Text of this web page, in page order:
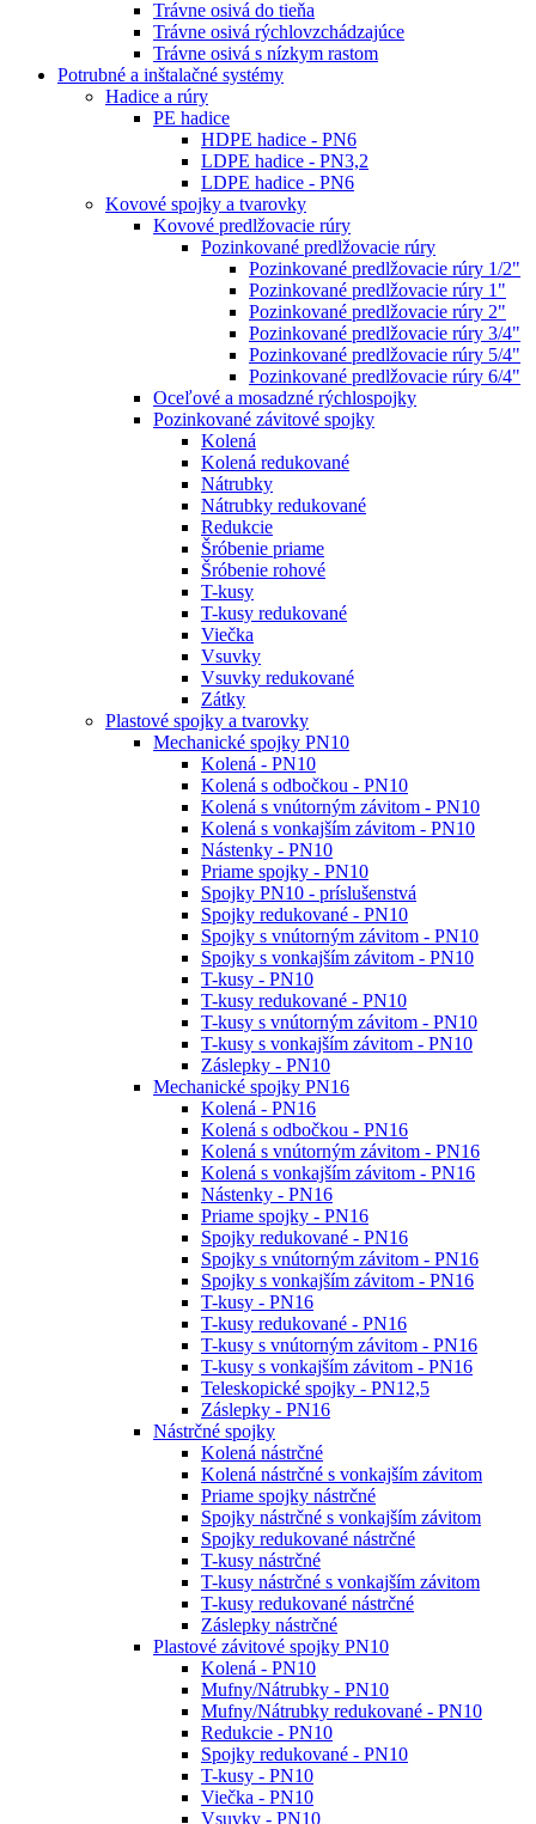
Trávne osivá do tieňa
Trávne osivá rýchlovzchádzajúce
Trávne osivá s nízkym rastom
Potrubné a inštalačné systémy
Hadice a rúry
PE hadice
HDPE hadice - PN6
LDPE hadice - PN3,2
LDPE hadice - PN6
Kovové spojky a tvarovky
Kovové predlžovacie rúry
Pozinkované predlžovacie rúry
Pozinkované predlžovacie rúry 1/2"
Pozinkované predlžovacie rúry 1"
Pozinkované predlžovacie rúry 2"
Pozinkované predlžovacie rúry 3/4"
Pozinkované predlžovacie rúry 5/4"
Pozinkované predlžovacie rúry 6/4"
Oceľové a mosadzné rýchlospojky
Pozinkované závitové spojky
Kolená
Kolená redukované
Nátrubky
Nátrubky redukované
Redukcie
Šróbenie priame
Šróbenie rohové
T-kusy
T-kusy redukované
Viečka
Vsuvky
Vsuvky redukované
Zátky
Plastové spojky a tvarovky
Mechanické spojky PN10
Kolená - PN10
Kolená s odbočkou - PN10
Kolená s vnútorným závitom - PN10
Kolená s vonkajším závitom - PN10
Nástenky - PN10
Priame spojky - PN10
Spojky PN10 - príslušenstvá
Spojky redukované - PN10
Spojky s vnútorným závitom - PN10
Spojky s vonkajším závitom - PN10
T-kusy - PN10
T-kusy redukované - PN10
T-kusy s vnútorným závitom - PN10
T-kusy s vonkajším závitom - PN10
Záslepky - PN10
Mechanické spojky PN16
Kolená - PN16
Kolená s odbočkou - PN16
Kolená s vnútorným závitom - PN16
Kolená s vonkajším závitom - PN16
Nástenky - PN16
Priame spojky - PN16
Spojky redukované - PN16
Spojky s vnútorným závitom - PN16
Spojky s vonkajším závitom - PN16
T-kusy - PN16
T-kusy redukované - PN16
T-kusy s vnútorným závitom - PN16
T-kusy s vonkajším závitom - PN16
Teleskopické spojky - PN12,5
Záslepky - PN16
Nástrčné spojky
Kolená nástrčné
Kolená nástrčné s vonkajším závitom
Priame spojky nástrčné
Spojky nástrčné s vonkajším závitom
Spojky redukované nástrčné
T-kusy nástrčné
T-kusy nástrčné s vonkajším závitom
T-kusy redukované nástrčné
Záslepky nástrčné
Plastové závitové spojky PN10
Kolená - PN10
Mufny/Nátrubky - PN10
Mufny/Nátrubky redukované - PN10
Redukcie - PN10
Spojky redukované - PN10
T-kusy - PN10
Viečka - PN10
Vsuvky - PN10